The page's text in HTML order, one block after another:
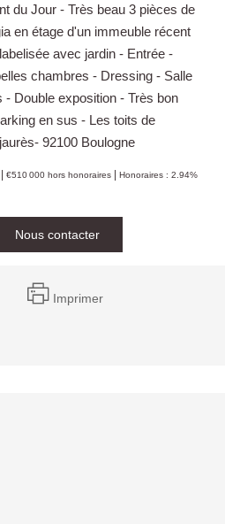
du Jour - Très beau 3 pièces de
en étage d'un immeuble récent
avec jardin - Entrée -
chambres - Dressing - Salle
- Double exposition - Très bon
en sus - Les toits de
92100 Boulogne
| €510 000 hors honoraires | Honoraires : 2.94%
Nous contacter
Imprimer